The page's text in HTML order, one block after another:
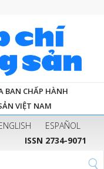
BAN CHẤP HÀNH
VIỆT NAM
ESPAÑOL
ISSN 2734-9071